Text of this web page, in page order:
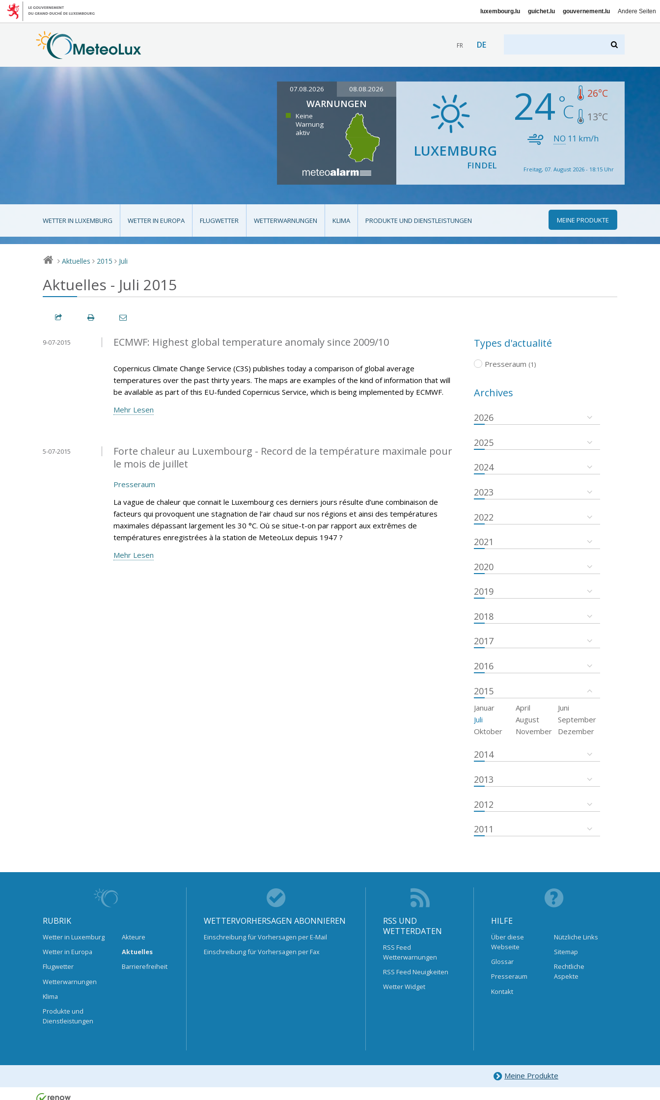
luxembourg.lu guichet.lu gouvernement.lu Andere Seiten
FR DE
07.08.2026 08.08.2026
WARNUNGEN
Keine
Warnung
aktiv
LUXEMBURG
FINDEL
24 26°C
13°C
NO 11 km/h
Freitag, 07. August 2026 - 18:15 Uhr
WETTER IN LUXEMBURG WETTER IN EUROPA FLUGWETTER WETTERWARNUNGEN KLIMA PRODUKTE UND DIENSTLEISTUNGEN MEINE PRODUKTE
> Aktuelles > 2015 > Juli
Aktuelles - Juli 2015
ECMWF: Highest global temperature anomaly since 2009/10
9-07-2015
Copernicus Climate Change Service (C3S) publishes today a comparison of global average
temperatures over the past thirty years. The maps are examples of the kind of information that will
be available as part of this EU-funded Copernicus Service, which is being implemented by ECMWF.
Mehr Lesen
Forte chaleur au Luxembourg - Record de la température maximale pour
le mois de juillet
5-07-2015
Presseraum
La vague de chaleur que connait le Luxembourg ces derniers jours résulte d’une combinaison de
facteurs qui provoquent une stagnation de l’air chaud sur nos régions et ainsi des températures
maximales dépassant largement les 30 °C. Où se situe-t-on par rapport aux extrêmes de
températures enregistrées à la station de MeteoLux depuis 1947 ?
Mehr Lesen
Types d'actualité
Presseraum (1)
Archives
2026
2025
2024
2023
2022
2021
2020
2019
2018
2017
2016
2015
Januar April
Juni
Juli
August
September
Oktober
November Dezember
2014
2013
2012
2011
RUBRIK
Wetter in Luxemburg
Wetter in Europa
Flugwetter
Wetterwarnungen
Klima
Produkte und
Dienstleistungen
Akteure
Aktuelles
Barrierefreiheit
WETTERVORHERSAGEN ABONNIEREN
Einschreibung für Vorhersagen per E-Mail
Einschreibung für Vorhersagen per Fax
RSS UND
WETTERDATEN
RSS Feed
Wetterwarnungen
RSS Feed Neuigkeiten
Wetter Widget
HILFE
Über diese
Webseite
Glossar
Presseraum
Kontakt
Nützliche Links
Sitemap
Rechtliche
Aspekte
Meine Produkte